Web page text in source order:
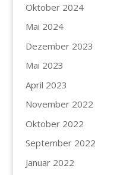
Oktober 2024
Mai 2024
Dezember 2023
Mai 2023
April 2023
November 2022
Oktober 2022
September 2022
Januar 2022